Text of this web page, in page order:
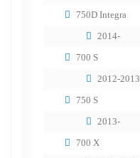
750D Integra
2014-
700 S
2012-2013
750 S
2013-
700 X